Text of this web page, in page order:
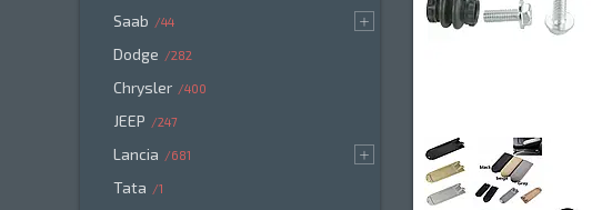
Saab 44
Dodge 282
Chrysler 400
JEEP 247
Lancia 681
Tata 1